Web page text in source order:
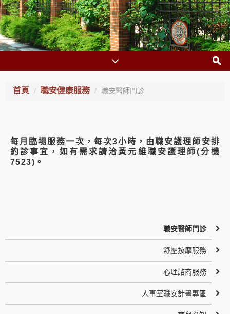
首頁 職安健康服務 職安醫師門診
每月臨場服務一次，每次3小時，由職安護理師安排
約診事宜，如有需求請洽黃元維職安護理師(分機
7523)。
職安醫師門診
舒壓按摩服務
心理諮商服務
人事室職安計畫專區